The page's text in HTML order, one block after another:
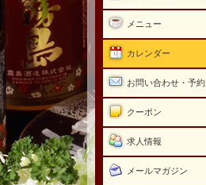
メニュー
カレンダー
お問い合わせ・予約
クーポン
求人情報
メールマガジン